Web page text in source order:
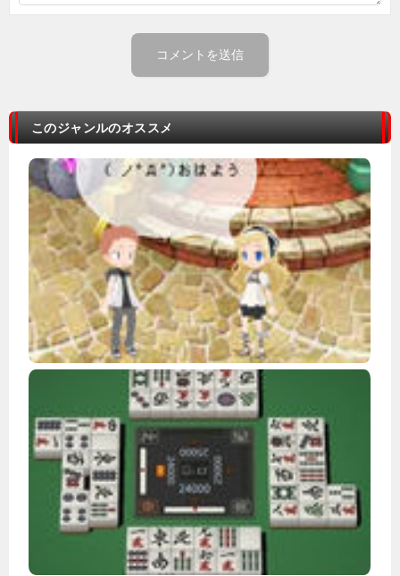
このジャンルのオススメ